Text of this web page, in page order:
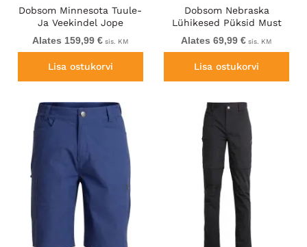
Dobsom Minnesota Tuule-
Ja Veekindel Jope
Tumepruun
Alates 159,99 €sis. KM
Lisa ostukorvi
Dobsom Nebraska
Lühikesed Püksid Must
Alates 69,99 € sis. KM
Lisa ostukorvi